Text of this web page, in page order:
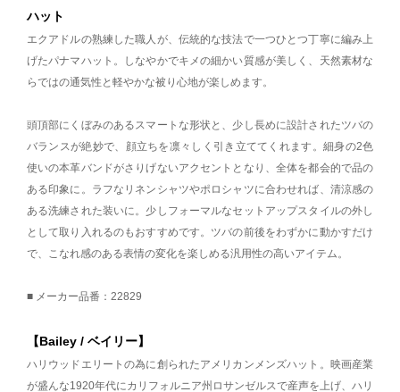
ハット
エクアドルの熟練した職人が、伝統的な技法で一つひとつ丁寧に編み上
げたパナマハット。しなやかでキメの細かい質感が美しく、天然素材な
らではの通気性と軽やかな被り心地が楽しめます。
頭頂部にくぼみのあるスマートな形状と、少し長めに設計されたツバの
バランスが絶妙で、顔立ちを凛々しく引き立ててくれます。細身の2色
使いの本革バンドがさりげないアクセントとなり、全体を都会的で品の
ある印象に。ラフなリネンシャツやポロシャツに合わせれば、清涼感の
ある洗練された装いに。少しフォーマルなセットアップスタイルの外し
として取り入れるのもおすすめです。ツバの前後をわずかに動かすだけ
で、こなれ感のある表情の変化を楽しめる汎用性の高いアイテム。
■ メーカー品番：22829
【Bailey / ベイリー】
ハリウッドエリートの為に創られたアメリカンメンズハット。映画産業
が盛んな1920年代にカリフォルニア州ロサンゼルスで産声を上げ、ハリ